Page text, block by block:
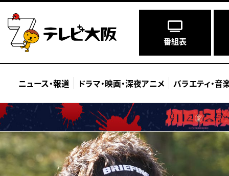
番組表
ニュース・報道 ドラマ・映画・深夜アニメ バラエティ・音